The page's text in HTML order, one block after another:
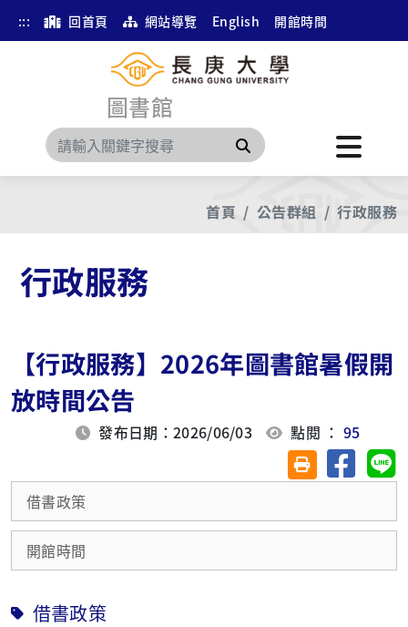
::: 回首頁 網站導覽 English 開館時間
圖書館
搜尋
首頁 公告群組 行政服務
行政服務
【行政服務】2026年圖書館暑假開
放時間公告
發布日期：2026/06/03 點閱 ：95
友善列印(另開視
分享至
借書政策
開館時間
借書政策